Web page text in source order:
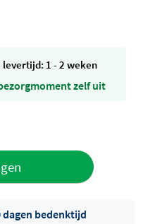
levertijd: 1 - 2 weken
zelf uit
dagen bedenktijd